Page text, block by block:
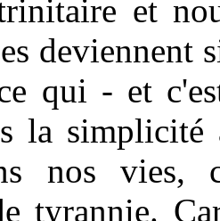
et
qui - et
la simplicité
nos vies,
tyrannie.